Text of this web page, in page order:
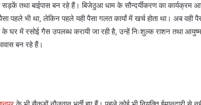
तथा बाईपास बन रहे हैं। बिजेठुआ धाम के सौन्दर्यीकरण का कार्यक्रम
भी था, लेकिन पहले यही पैसा गलत कार्यां में खर्च होता था। अब वही
के घर में रसोई गैस उपलब्ध करायी जा रही है, उन्हें निःशुल्क राशन तथा
बन रहे हैं।